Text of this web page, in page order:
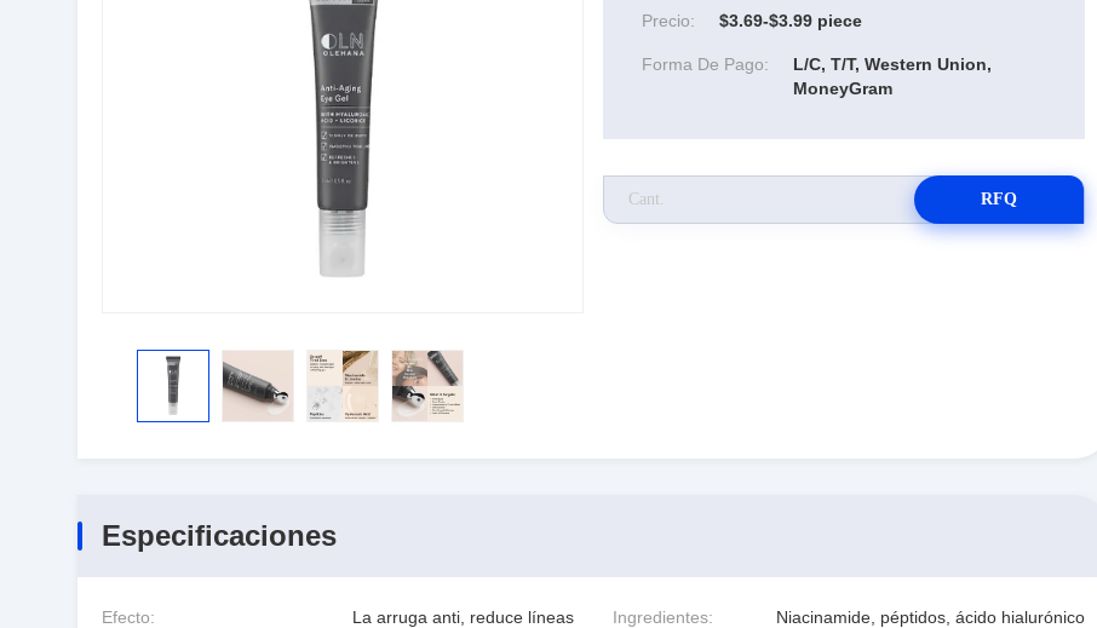
Precio: $3.69-$3.99 piece
Forma De Pago:
L/C, T/T, Western Union,
MoneyGram
RFQ
Especificaciones
Efecto: La arruga anti, reduce líneas Ingredientes: Niacinamide, péptidos, ácido hialurónico